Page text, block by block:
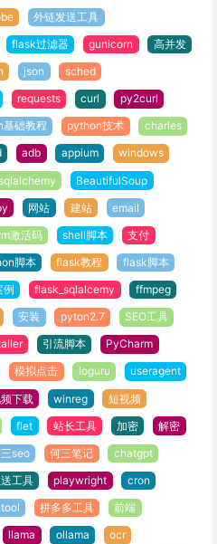
外链发送工具
flask过滤器 gunicorn 高并发
json sched
requests curl py2curl
础教程 python技术 charles
adb appium windows
sqlalchemy BeautifulSoup
网站 建站 email
激活码 shell脚本 支付
脚本 flask教程 flask脚本
例 flask_sqlalcemy ffmpeg
安装 pyton2.7 SEO工具
引流脚本 PyCharm
模拟点击 loguru useragent
下载 winreg 短视频
flet 站长工具 加密 解密
seo 何三笔记 chatgpt
工具 playwright cron
拼多多工具 前端
llama ollama ocr